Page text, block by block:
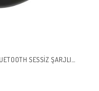
SESSIZ ŞARJLI